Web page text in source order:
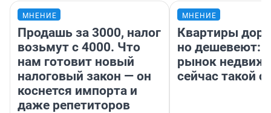
МНЕНИЕ
Продашь за 3000, налог
возьмут с 4000. Что
нам готовит новый
налоговый закон — он
коснется импорта и
даже репетиторов
МНЕНИЕ
Квартиры
но дешевеют:
рынок
сейчас такой